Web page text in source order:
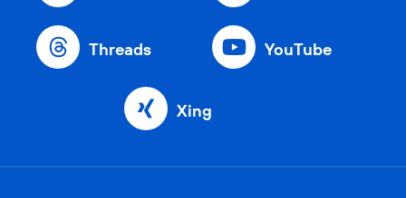
Threads YouTube
Xing